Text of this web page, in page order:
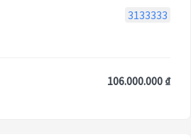
3133333
106.000.000 ₫